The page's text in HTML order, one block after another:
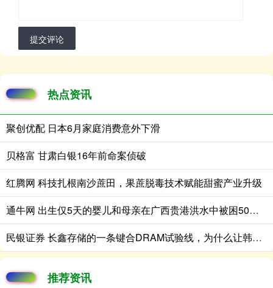
提交评论
热点资讯
聚创优配 日本6月家庭消费意外下滑
贝格富 甘肃白银16年前命案侦破
红腾网 科技扎根南沙蔗田，果蔗脱毒技术赋能甜蜜产业升级
通牛网 出生仅5天的婴儿和母亲在广西贵港洪水中被困50小时后被救
民银证券 长鑫存储的一条键合DRAM试验线，为什么让韩国存储产业警觉？
推荐资讯